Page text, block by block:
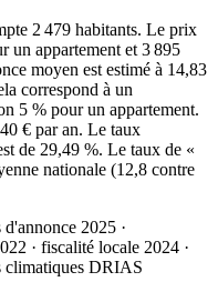
2 479 habitants. Le prix
un appartement et 3 895
moyen est estimé à 14,83
correspond à un
5 % pour un appartement.
€ par an. Le taux
de 29,49 %. Le taux de «
nationale (12,8 contre
2025 ·
· fiscalité locale 2024 ·
climatiques DRIAS